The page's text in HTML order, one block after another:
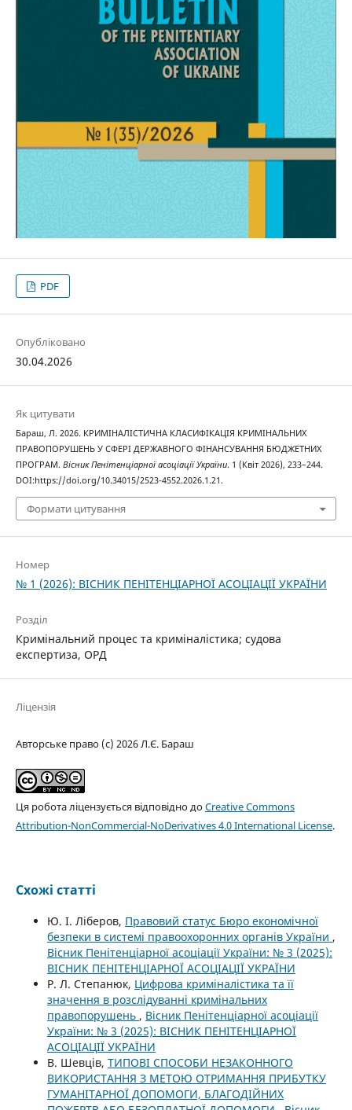
PDF
Опубліковано
30.04.2026
Як цитувати
Бараш, Л. 2026. КРИМІНАЛІСТИЧНА КЛАСИФІКАЦІЯ КРИМІНАЛЬНИХ
ПРАВОПОРУШЕНЬ У СФЕРІ ДЕРЖАВНОГО ФІНАНСУВАННЯ БЮДЖЕТНИХ
ПРОГРАМ. Вісник Пенітенціарної асоціації України. 1 (Квіт 2026), 233–244.
DOI:https://doi.org/10.34015/2523-4552.2026.1.21.
Формати цитування
Номер
№ 1 (2026): ВІСНИК ПЕНІТЕНЦІАРНОЇ АСОЦІАЦІЇ УКРАЇНИ
Розділ
Кримінальний процес та криміналістика; судова
експертиза, ОРД
Ліцензія
Авторське право (c) 2026 Л.Є. Бараш
Ця робота ліцензується відповідно доCreative Commons
Attribution-NonCommercial-NoDerivatives 4.0 International License.
Схожі статті
Ю. І. Ліберов, Правовий статус Бюро економічної
безпеки в системі правоохоронних органів України ,
Вісник Пенітенціарної асоціації України: № 3 (2025):
ВІСНИК ПЕНІТЕНЦІАРНОЇ АСОЦІАЦІЇ УКРАЇНИ
Р. Л. Степанюк, Цифрова криміналістика та її
значення в розслідуванні кримінальних
правопорушень , Вісник Пенітенціарної асоціації
України: № 3 (2025): ВІСНИК ПЕНІТЕНЦІАРНОЇ
АСОЦІАЦІЇ УКРАЇНИ
В. Шевців, ТИПОВІ СПОСОБИ НЕЗАКОННОГО
ВИКОРИСТАННЯ З МЕТОЮ ОТРИМАННЯ ПРИБУТКУ
ГУМАНІТАРНОЇ ДОПОМОГИ, БЛАГОДІЙНИХ